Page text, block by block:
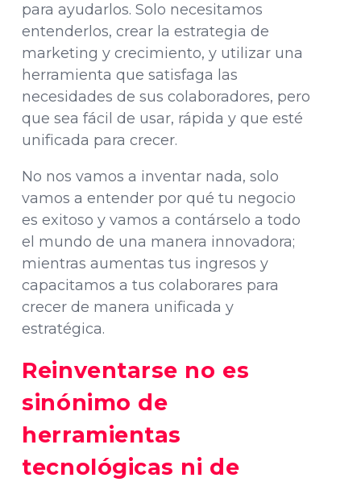
para ayudarlos. Solo necesitamos
entenderlos, crear la estrategia de
marketing y crecimiento, y utilizar una
herramienta que satisfaga las
necesidades de sus colaboradores, pero
que sea fácil de usar, rápida y que esté
unificada para crecer.
No nos vamos a inventar nada, solo
vamos a entender por qué tu negocio
es exitoso y vamos a contárselo a todo
el mundo de una manera innovadora;
mientras aumentas tus ingresos y
capacitamos a tus colaborares para
crecer de manera unificada y
estratégica.
Reinventarse no es
sinónimo de
herramientas
tecnológicas ni de